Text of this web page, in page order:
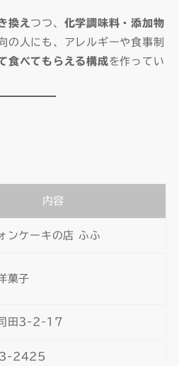
換えつつ、 化学調味料・添加物
の人にも、アレルギーや食事制
食べてもらえる構成を作ってい
内容
ンケーキの店 ふふ
菓子
田3-2-17
2425